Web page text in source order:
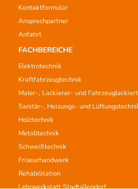
Kontaktformular
Ansprechpartner
Anfahrt
FACHBEREICHE
Elektrotechnik
Kraftfahrzeugtechnik
Maler-, Lackierer- und
Sanitär-, Heizungs- und
Holztechnik
Metalltechnik
Schweißtechnik
Friseurhandwerk
Rehabilitation
Lehrwerkstatt Stadtallendorf